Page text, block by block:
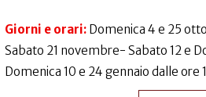
Giorni e orari: Domenica 4 e 25
Sabato 21 novembre- Sabato 12 e
Domenica 10 e 24 gennaio dalle ore